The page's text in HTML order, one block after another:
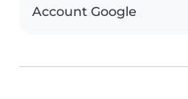
Account Google